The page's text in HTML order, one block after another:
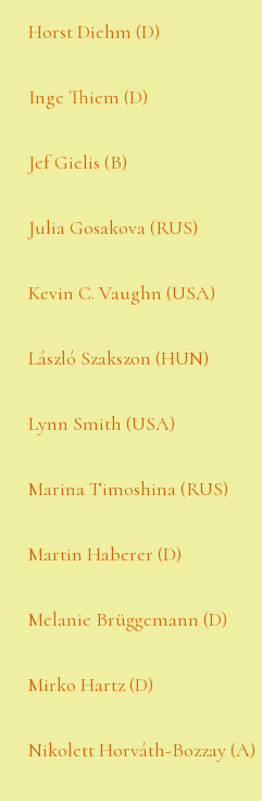
Horst Diehm (D)
Inge Thiem (D)
Jef Gielis (B)
Julia Gosakova (RUS)
Kevin C. Vaughn (USA)
László Szakszon (HUN)
Lynn Smith (USA)
Marina Timoshina (RUS)
Martin Haberer (D)
Melanie Brüggemann (D)
Mirko Hartz (D)
Nikolett Horváth-Bozzay (A)